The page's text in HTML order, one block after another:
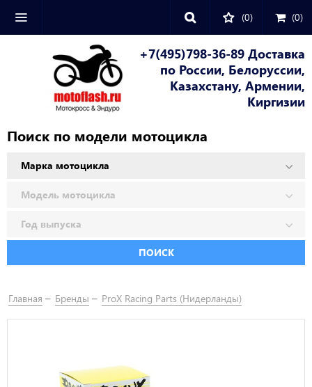
(0) (0)
+7(495)798-36-89 Доставка
по России, Белоруссии,
Казахстану, Армении,
Киргизии
Поиск по модели мотоцикла
ПОИСК
Главная Бренды ProX Racing Parts (Нидерланды)